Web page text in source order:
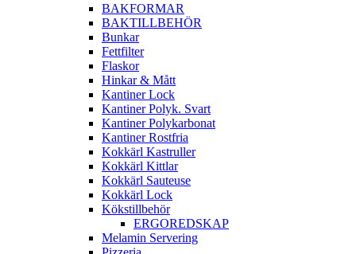
BAKFORMAR
BAKTILLBEHÖR
Bunkar
Fettfilter
Flaskor
Hinkar & Mått
Kantiner Lock
Kantiner Polyk. Svart
Kantiner Polykarbonat
Kantiner Rostfria
Kokkärl Kastruller
Kokkärl Kittlar
Kokkärl Sauteuse
Kokkärl Lock
Kökstillbehör
ERGOREDSKAP
Melamin Servering